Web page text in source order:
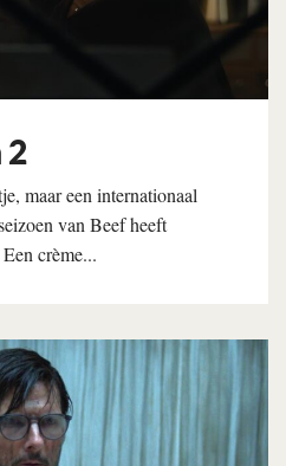
2
maar een internationaal
van Beef heeft
crème...